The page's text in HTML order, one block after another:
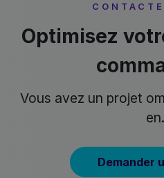
Optimisez
Vous avez un projet
en.
Demander